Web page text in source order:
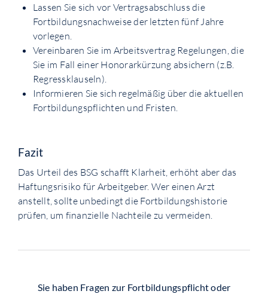
Lassen Sie sich vor Vertragsabschluss die
Fortbildungsnachweise der letzten fünf Jahre
vorlegen.
Vereinbaren Sie im Arbeitsvertrag Regelungen, die
Sie im Fall einer Honorarkürzung absichern (z.B.
Regressklauseln).
Informieren Sie sich regelmäßig über die aktuellen
Fortbildungspflichten und Fristen.
Fazit
Das Urteil des BSG schafft Klarheit, erhöht aber das
Haftungsrisiko für Arbeitgeber. Wer einen Arzt
anstellt, sollte unbedingt die Fortbildungshistorie
prüfen, um finanzielle Nachteile zu vermeiden.
Sie haben Fragen zur Fortbildungspflicht oder